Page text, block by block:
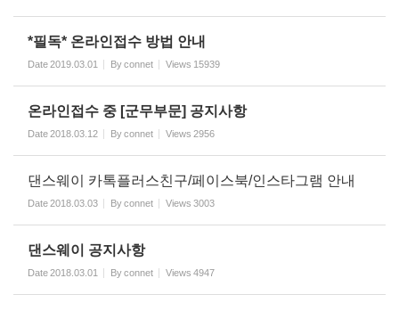
*필독* 온라인접수 방법 안내
Date2019.03.01 Byconnet Views 15939
온라인접수 중 [군무부문] 공지사항
Date2018.03.12 Byconnet Views 2956
댄스웨이 카톡플러스친구/페이스북/인스타그램 안내
Date2018.03.03 Byconnet Views 3003
댄스웨이 공지사항
Date2018.03.01 Byconnet Views 4947